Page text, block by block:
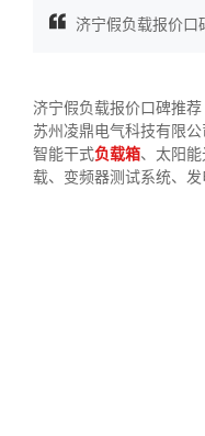
济宁假负载报价口
济宁假负载报价口碑推荐
苏州凌鼎电气科技有限
智能干式负载箱、太阳
载、变频器测试系统、